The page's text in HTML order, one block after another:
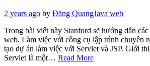
2 years ago by Đăng QuangJava web
Trong bài viết này Stanford sẽ hướng dẫn
web. Làm việc với công cụ lập trình chuyên
tạo dự án làm việc với Servlet và JSP. Giới
Servlet là một… Read More